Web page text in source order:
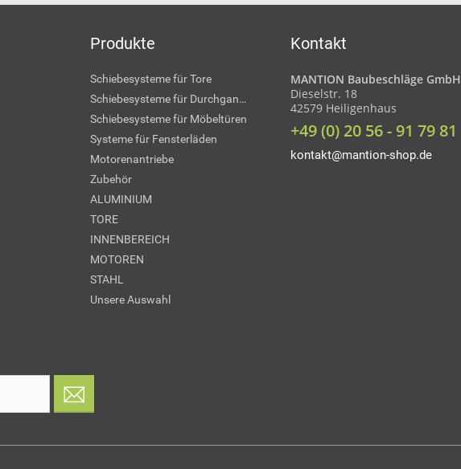
Produkte
Schiebesysteme für Tore
Schiebesysteme für Durchgangstüren
Schiebesysteme für Möbeltüren
Systeme für Fensterläden
Motorenantriebe
Zubehör
ALUMINIUM
TORE
INNENBEREICH
MOTOREN
STAHL
Unsere Auswahl
Kontakt
MANTION Baubeschläge GmbH
Dieselstr. 18
42579 Heiligenhaus
+49 (0) 20 56 - 91 79 81
kontakt@mantion-shop.de